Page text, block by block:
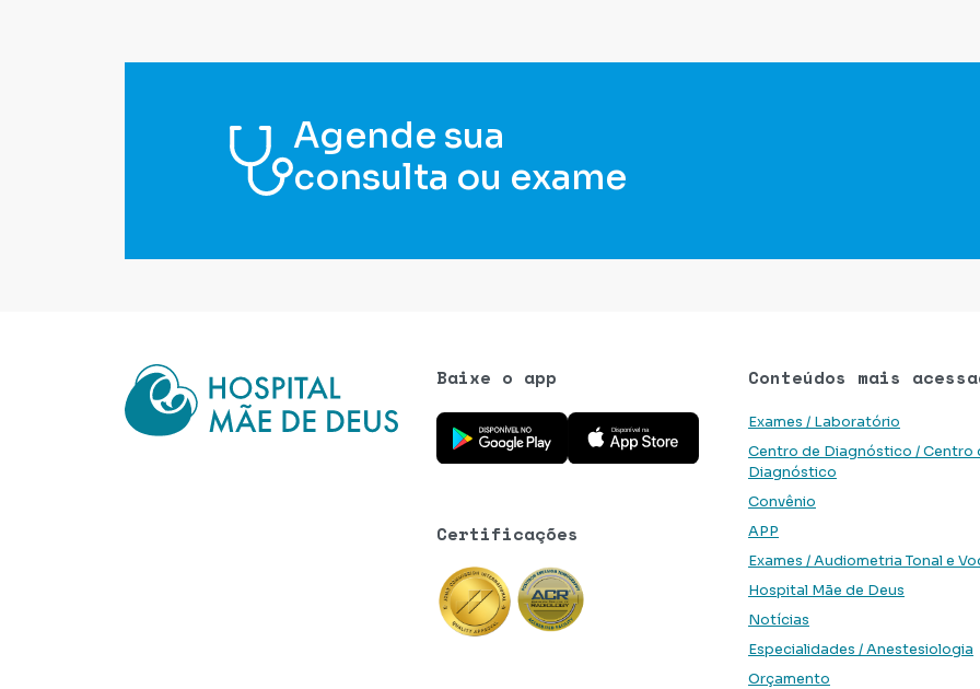
Agende sua
consulta ou exame
Conteúdos mais
Exames / Laboratório
Centro de Diagnóstico / Centro
Diagnóstico
Convênio
APP
Exames / Audiometria Tonal e
Hospital Mãe de Deus
Notícias
Especialidades / Anestesiologia
Orçamento
Baixe o app
Baixe o aplicativo na Google Play Store
Baixe o aplicativo na App Store
Certificações